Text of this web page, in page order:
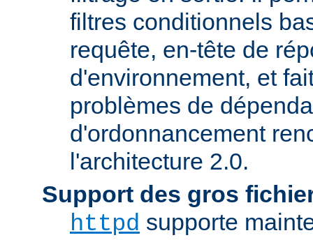
filtres conditionnels
requête, en-tête de
d'environnement, et
problèmes de
d'ordonnancement
l'architecture 2.0.
Support des gros
httpd supporte